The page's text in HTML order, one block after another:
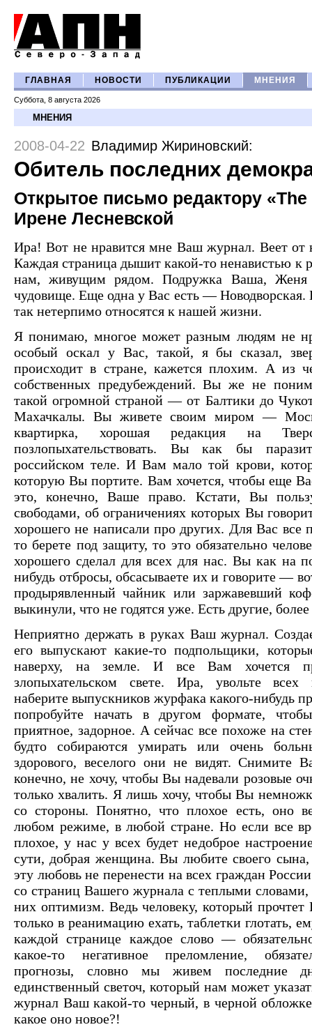
ГЛАВНАЯ НОВОСТИ ПУБЛИКАЦИИ МНЕНИЯ
Суббота, 8 августа 2026
МНЕНИЯ
2008-04-22 Владимир Жириновский:
Обитель последних
Открытое письмо редактору «The
Ирене Лесневской
Ира! Вот не нравится мне Ваш журнал. Веет от
Каждая страница дышит какой-то ненавистью к
нам, живущим рядом. Подружка Ваша, Женя
чудовище. Еще одна у Вас есть — Новодворская.
так нетерпимо относятся к нашей жизни.
Я понимаю, многое может разным людям не
особый оскал у Вас, такой, я бы сказал,
происходит в стране, кажется плохим. А из
собственных предубеждений. Вы же не
такой огромной страной — от Балтики до
Махачкалы. Вы живете своим миром —
квартирка, хорошая редакция на
позлопыхательствовать. Вы как бы
российском теле. И Вам мало той крови,
которую Вы портите. Вам хочется, чтобы еще
это, конечно, Ваше право. Кстати, Вы
свободами, об ограничениях которых Вы
хорошего не написали про других. Для Вас все
то берете под защиту, то это обязательно
хорошего сделал для всех для нас. Вы как на
нибудь отбросы, обсасываете их и говорите —
продырявленный чайник или заржавевший
выкинули, что не годятся уже. Есть другие,
Неприятно держать в руках Ваш журнал.
его выпускают какие-то подпольщики,
наверху, на земле. И все Вам хочется
злопыхательском свете. Ира, увольте всех
наберите выпускников журфака какого-нибудь
попробуйте начать в другом формате,
приятное, задорное. А сейчас все похоже на
будто собираются умирать или очень
здорового, веселого они не видят. Снимите
конечно, не хочу, чтобы Вы надевали розовые
только хвалить. Я лишь хочу, чтобы Вы
со стороны. Понятно, что плохое есть, оно
любом режиме, в любой стране. Но если все
плохое, у нас у всех будет недоброе
сути, добрая женщина. Вы любите своего
эту любовь не перенести на всех граждан
со страниц Вашего журнала с теплыми словами,
них оптимизм. Ведь человеку, который прочтет
только в реанимацию ехать, таблетки глотать,
каждой странице каждое слово —
какое-то негативное преломление,
прогнозы, словно мы живем
единственный светоч, который нам может
журнал Ваш какой-то черный, в черной
какое оно новое?!